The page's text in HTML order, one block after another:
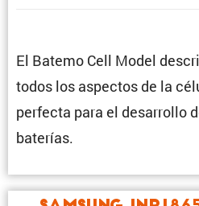
El Batemo Cell Model
todos los aspectos de la
perfecta para el desarrollo
baterías.